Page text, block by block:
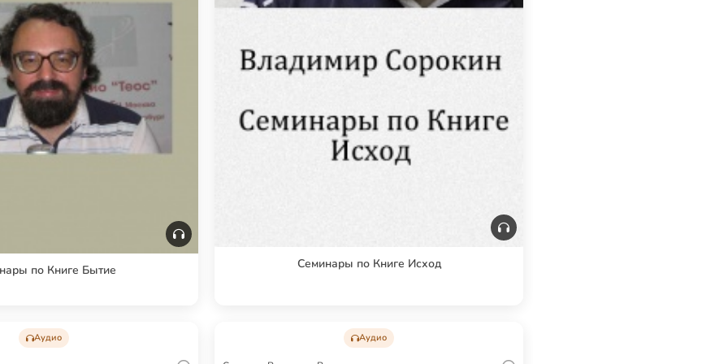
по Книге Бытие Семинары по Книге Исход
Аудио Аудио